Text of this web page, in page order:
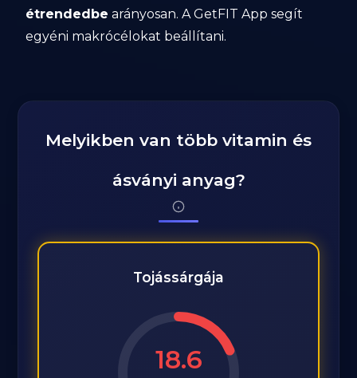
étrendedbe arányosan. A GetFIT App segít
egyéni makrócélokat beállítani.
Melyikben van több vitamin és
ásványi anyag?
Tojássárgája
18.6